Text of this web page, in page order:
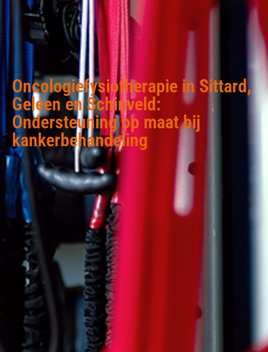
Oncologiefysiotherapie in Sittard,
Geleen en Schinveld:
Ondersteuning op maat bij
kankerbehandeling